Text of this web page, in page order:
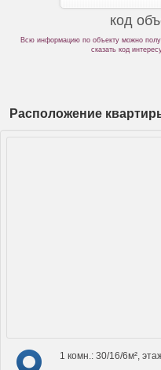
код
Всю информацию по объекту можно
сказать код
Расположение
1 комн.: 30/16/6м²,